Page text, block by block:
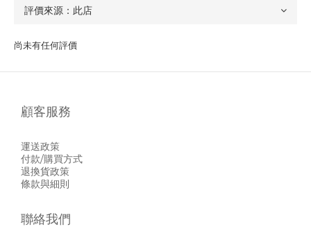
尚未有任何評價
顧客服務
運送政策
付款/購買方式
退換貨政策
條款與細則
聯絡我們